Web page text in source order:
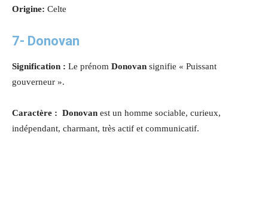
Origine: Celte
7- Donovan
Signification : Le prénom Donovan signifie « Puissant
gouverneur ».
Caractère : Donovan est un homme sociable, curieux,
indépendant, charmant, très actif et communicatif.